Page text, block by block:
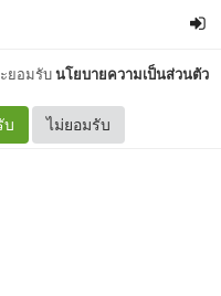
ยอมรับนโยบายความเป็นส่วนตัว
บ ไม่ยอมรับ